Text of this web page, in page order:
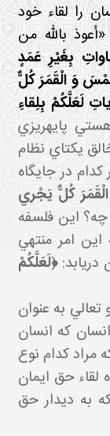
را لقاء خود
بالله من
بِغَيْرِ عَمَدٍ
وَ الْقَمَرَ كُلٌّ
لَعَلَّكُمْ بِلِقاءِ
پايه ريزي
يکتاي نظام
در جايگاه
كُلٌّ يَجْري
اين فلسفه
امر منتهي
﴿لَعَلَّكُمْ
به عنوان
که انسان
کدام نوع
حق ايمان
به ديدار حق